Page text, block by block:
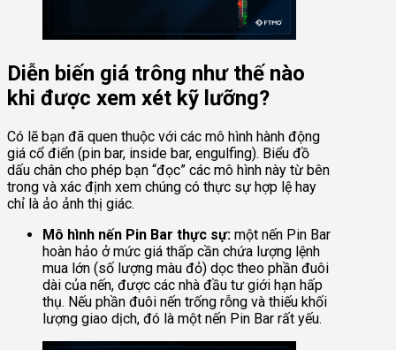
Diễn biến giá trông như thế nào
khi được xem xét kỹ lưỡng?
Có lẽ bạn đã quen thuộc với các mô hình hành động
giá cổ điển (pin bar, inside bar, engulfing). Biểu đồ
dấu chân cho phép bạn “đọc” các mô hình này từ bên
trong và xác định xem chúng có thực sự hợp lệ hay
chỉ là ảo ảnh thị giác.
Mô hình nến Pin Bar thực sự: một nến Pin Bar
hoàn hảo ở mức giá thấp cần chứa lượng lệnh
mua lớn (số lượng màu đỏ) dọc theo phần đuôi
dài của nến, được các nhà đầu tư giới hạn hấp
thụ. Nếu phần đuôi nến trống rỗng và thiếu khối
lượng giao dịch, đó là một nến Pin Bar rất yếu.